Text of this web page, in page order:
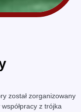
został zorganizowany
z trójka